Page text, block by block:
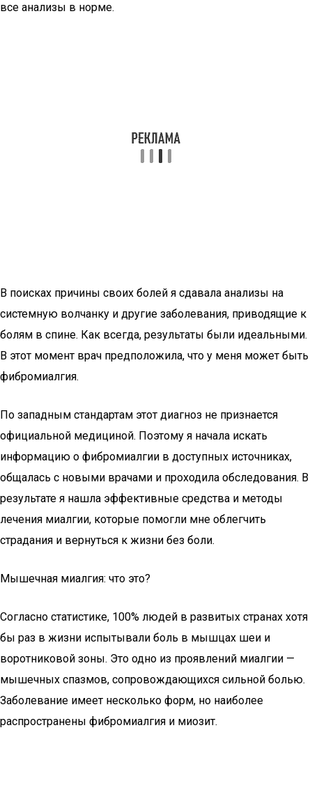
все анализы в норме.
В поисках причины своих болей я сдавала анализы на
системную волчанку и другие заболевания, приводящие к
болям в спине. Как всегда, результаты были идеальными.
В этот момент врач предположила, что у меня может быть
фибромиалгия.
По западным стандартам этот диагноз не признается
официальной медициной. Поэтому я начала искать
информацию о фибромиалгии в доступных источниках,
общалась с новыми врачами и проходила обследования. В
результате я нашла эффективные средства и методы
лечения миалгии, которые помогли мне облегчить
страдания и вернуться к жизни без боли.
Мышечная миалгия: что это?
Согласно статистике, 100% людей в развитых странах хотя
бы раз в жизни испытывали боль в мышцах шеи и
воротниковой зоны. Это одно из проявлений миалгии —
мышечных спазмов, сопровождающихся сильной болью.
Заболевание имеет несколько форм, но наиболее
распространены фибромиалгия и миозит.